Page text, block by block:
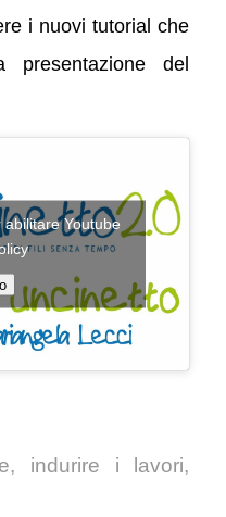
i nuovi tutorial che
presentazione del
Youtube
, indurire i lavori,